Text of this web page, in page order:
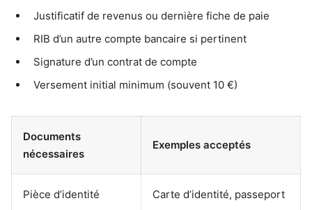
Justificatif de revenus ou dernière fiche de paie
RIB d’un autre compte bancaire si pertinent
Signature d’un contrat de compte
Versement initial minimum (souvent 10 €)
Documents
nécessaires
Exemples acceptés
Pièce d’identité Carte d’identité, passeport